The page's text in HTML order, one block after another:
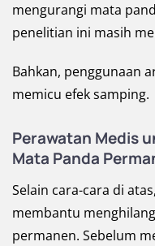
mengurangi mata
penelitian ini masih
Bahkan, penggunaan
memicu efek samping.
Perawatan Medis
Mata Panda
Selain cara-cara di
membantu
permanen. Sebelum